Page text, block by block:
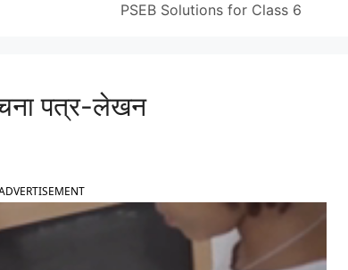
PSEB Solutions for Class 6
पत्र-लेखन